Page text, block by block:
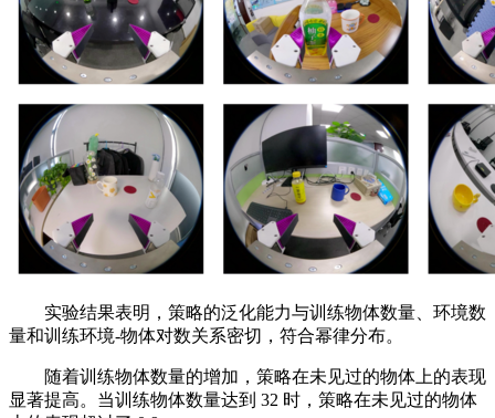
实验结果表明，策略的泛化能力与训练物体数量、环境数
量和训练环境-物体对数关系密切，符合幂律分布。
随着训练物体数量的增加，策略在未见过的物体上的表现
显著提高。当训练物体数量达到 32 时，策略在未见过的物体